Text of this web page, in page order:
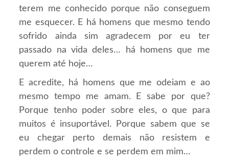
terem me conhecido porque não conseguem
me esquecer. E há homens que mesmo tendo
sofrido ainda sim agradecem por eu ter
passado na vida deles… há homens que me
querem até hoje…
E acredite, há homens que me odeiam e ao
mesmo tempo me amam. E sabe por que?
Porque tenho poder sobre eles, o que para
muitos é insuportável. Porque sabem que se
eu chegar perto demais não resistem e
perdem o controle e se perdem em mim…